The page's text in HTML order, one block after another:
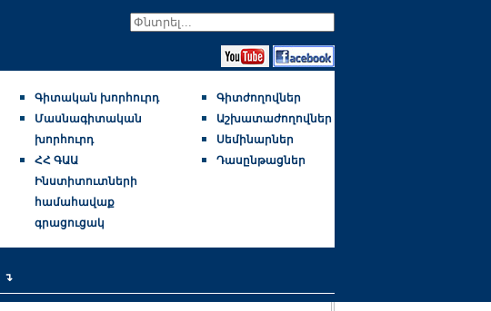
Գիտական խորհուրդ
Մասնագիտական
խորհուրդ
ՀՀ ԳԱԱ
Ինստիտուտների
համահավաք
գրացուցակ
Գիտժողովներ
Աշխատաժողովներ
Սեմինարներ
Դասընթացներ